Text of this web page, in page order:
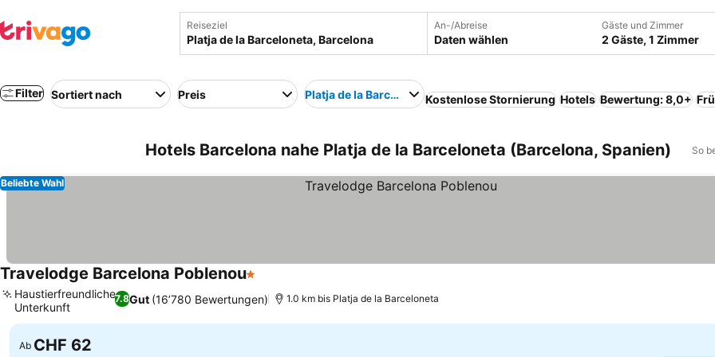
Reiseziel An-/Abreise
Daten wählen
Gäste und Zimmer
2 Gäste, 1 Zimmer
Filter Sortiert nach Preis Platja de la BarcelonetaKostenlose Stornierung Hotels Bewertung: 8,0+
Hotels Barcelona nahe Platja de la Barceloneta (Barcelona, Spanien) So
Beliebte Wahl
Travelodge Barcelona Poblenou1 Sterne
7.8Gut (16’780 Bewertungen)
Haustierfreundliche
Unterkunft
1.0 km bis Platja de la Barceloneta
Ab CHF 62